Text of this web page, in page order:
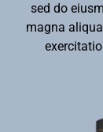
sed do
magna